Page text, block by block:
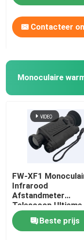
Tools voor
Contacteer
Monoculaire
FW-XF1
Infrarood
Afstandmeter
Telescoop Ultieme
Gereedschap voor
Outdoor
uur batterij
Beste prijs